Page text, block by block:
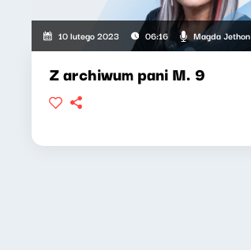
10 lutego 2023 06:16 Magda Jethon
Z archiwum pani M. 9